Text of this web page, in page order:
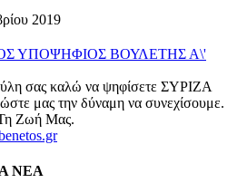
2019
σας καλώ να ψηφίσετε ΣΥΡΙΖΑ
μας την δύναμη να συνεχίσουμε.
Ζωή Μας.
ΝΕΑ